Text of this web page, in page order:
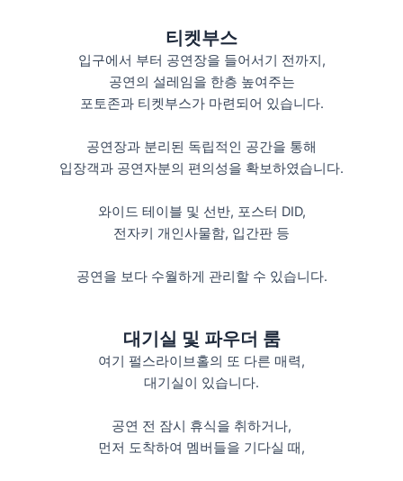
티켓부스
입구에서 부터 공연장을 들어서기 전까지,
공연의 설레임을 한층 높여주는
포토존과 티켓부스가 마련되어 있습니다.
공연장과 분리된 독립적인 공간을 통해
입장객과 공연자분의 편의성을 확보하였습니다.
와이드 테이블 및 선반, 포스터 DID,
전자키 개인사물함, 입간판 등
공연을 보다 수월하게 관리할 수 있습니다.
대기실 및 파우더 룸
여기 펄스라이브홀의 또 다른 매력,
대기실이 있습니다.
공연 전 잠시 휴식을 취하거나,
먼저 도착하여 멤버들을 기다실 때,